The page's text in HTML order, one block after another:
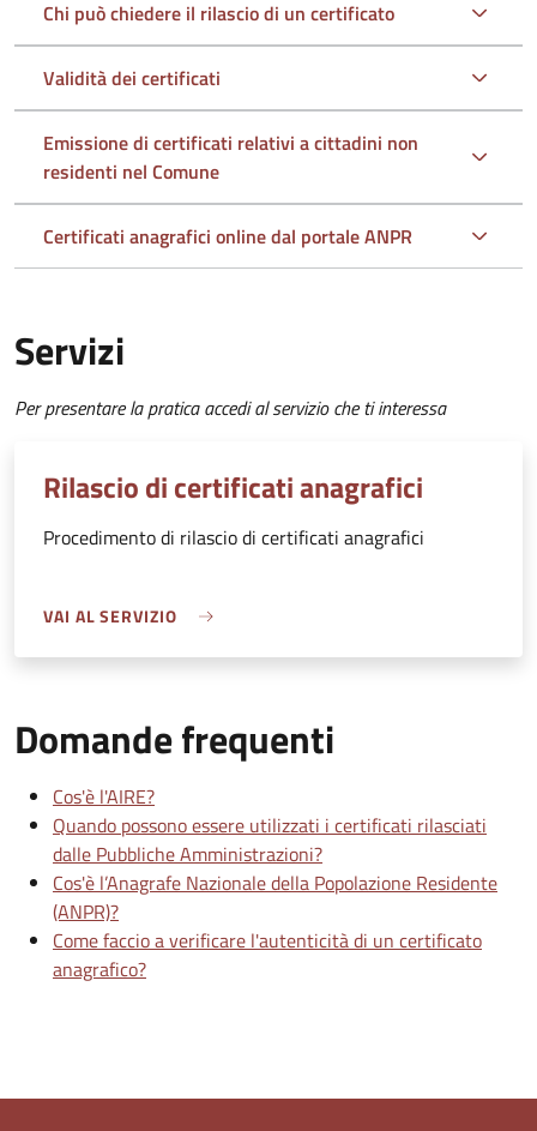
Chi può chiedere il rilascio di un certificato
Validità dei certificati
Emissione di certificati relativi a cittadini non
residenti nel Comune
Certificati anagrafici online dal portale ANPR
Servizi
Per presentare la pratica accedi al servizio che ti interessa
Rilascio di certificati anagrafici
Procedimento di rilascio di certificati anagrafici
VAI AL SERVIZIO
Domande frequenti
Cos'è l'AIRE?
Quando possono essere utilizzati i certificati rilasciati
dalle Pubbliche Amministrazioni?
Cos'è l’Anagrafe Nazionale della Popolazione Residente
(ANPR)?
Come faccio a verificare l'autenticità di un certificato
anagrafico?